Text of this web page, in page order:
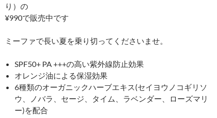
り）の
¥990で販売中です
ミーファで長い夏を乗り切ってくださいませ。
SPF50+ PA +++の高い紫外線防止効果
オレンジ油による保湿効果
6種類のオーガニックハーブエキス(セイヨウノコギリソ
ウ、ノバラ、セージ、タイム、ラベンダー、ローズマリ
ー)を配合